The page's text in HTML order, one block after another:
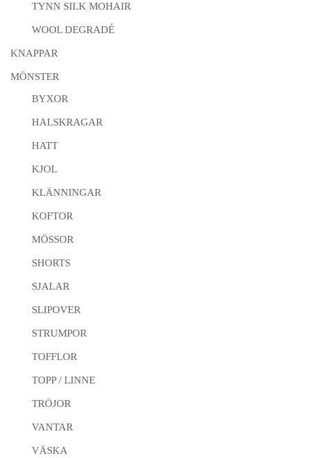
TYNN SILK MOHAIR
WOOL DEGRADÉ
KNAPPAR
MÖNSTER
BYXOR
HALSKRAGAR
HATT
KJOL
KLÄNNINGAR
KOFTOR
MÖSSOR
SHORTS
SJALAR
SLIPOVER
STRUMPOR
TOFFLOR
TOPP / LINNE
TRÖJOR
VANTAR
VÄSKA